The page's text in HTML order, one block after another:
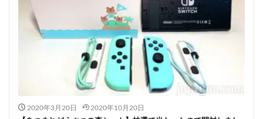
2020年3月20日 2020年10月20日